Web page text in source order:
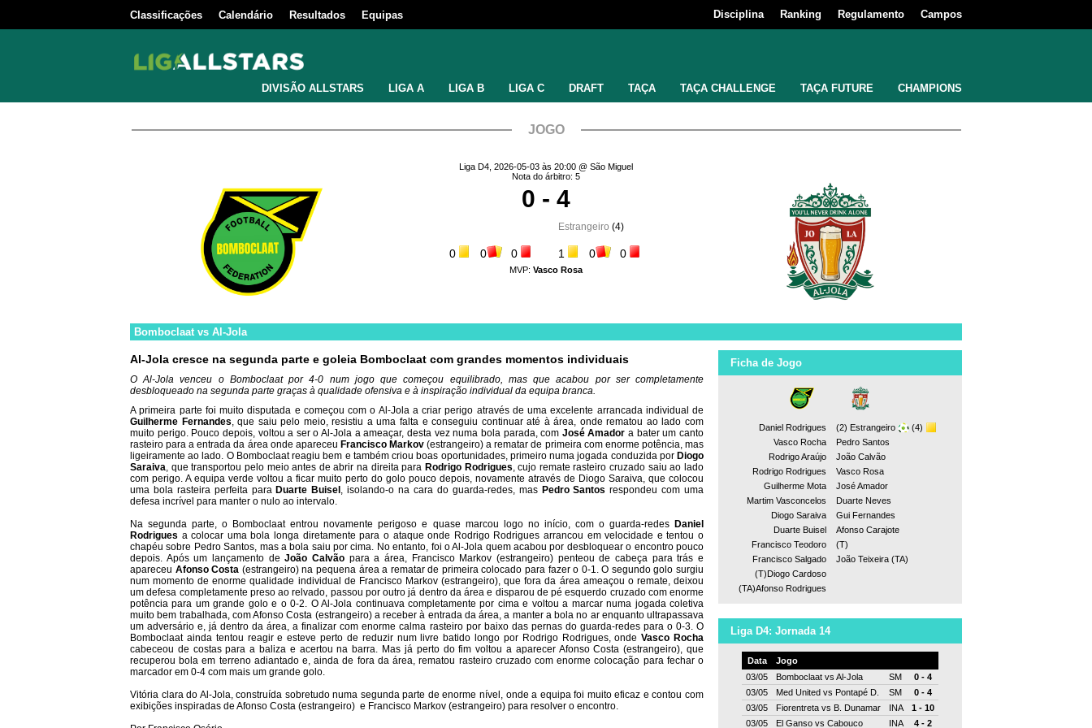
Classificações Calendário Resultados Equipas Disciplina Ranking Regulamento Campos
DIVISÃO ALLSTARS LIGA A LIGA B LIGA C DRAFT TAÇA TAÇA CHALLENGE TAÇA FUTURE CHAMPIONS
JOGO
Liga D4, 2026-05-03 às 20:00 @ São Miguel
Nota do árbitro: 5
0 - 4
Estrangeiro (4)
0 0 0 1 0 0
MVP: Vasco Rosa
Bomboclaatvs Al-Jola
Al-Jola cresce na segunda parte e goleia Bomboclaat com grandes momentos individuais
O Al-Jola venceu o Bomboclaat por 4-0 num jogo que começou equilibrado, mas que acabou por ser completamente
desbloqueado na segunda parte graças à qualidade ofensiva e à inspiração individual da equipa branca.
A primeira parte foi muito disputada e começou com o Al-Jola a criar perigo através de uma excelente arrancada individual de
Guilherme Fernandes, que saiu pelo meio, resistiu a uma falta e conseguiu continuar até à área, onde rematou ao lado com
muito perigo. Pouco depois, voltou a ser o Al-Jola a ameaçar, desta vez numa bola parada, com José Amador a bater um canto
rasteiro para a entrada da área onde apareceu Francisco Markov (estrangeiro) a rematar de primeira com enorme potência, mas
ligeiramente ao lado. O Bomboclaat reagiu bem e também criou boas oportunidades, primeiro numa jogada conduzida por Diogo
Saraiva, que transportou pelo meio antes de abrir na direita para Rodrigo Rodrigues, cujo remate rasteiro cruzado saiu ao lado
com perigo. A equipa verde voltou a ficar muito perto do golo pouco depois, novamente através de Diogo Saraiva, que colocou
uma bola rasteira perfeita para Duarte Buisel , isolando-o na cara do guarda-redes, mas Pedro Santos respondeu com uma
defesa incrível para manter o nulo ao intervalo.
Na segunda parte, o Bomboclaat entrou novamente perigoso e quase marcou logo no início, com o guarda-redes Daniel
Rodrigues a colocar uma bola longa diretamente para o ataque onde Rodrigo Rodrigues arrancou em velocidade e tentou o
chapéu sobre Pedro Santos, mas a bola saiu por cima. No entanto, foi o Al-Jola quem acabou por desbloquear o encontro pouco
depois. Após um lançamento deJoão Calvão para a área, Francisco Markov (estrangeiro) penteou de cabeça para trás e
apareceu Afonso Costa (estrangeiro) na pequena área a rematar de primeira colocado para fazer o 0-1. O segundo golo surgiu
num momento de enorme qualidade individual de Francisco Markov (estrangeiro), que fora da área ameaçou o remate, deixou
um defesa completamente preso ao relvado, passou por outro já dentro da área e disparou de pé esquerdo cruzado com enorme
potência para um grande golo e o 0-2. O Al-Jola continuava completamente por cima e voltou a marcar numa jogada coletiva
muito bem trabalhada, com Afonso Costa (estrangeiro) a receber à entrada da área, a manter a bola no ar enquanto ultrapassava
um adversário e, já dentro da área, a finalizar com enorme calma rasteiro por baixo das pernas do guarda-redes para o 0-3. O
Bomboclaat ainda tentou reagir e esteve perto de reduzir num livre batido longo por Rodrigo Rodrigues, ondeVasco Rocha
cabeceou de costas para a baliza e acertou na barra. Mas já perto do fim voltou a aparecer Afonso Costa (estrangeiro), que
recuperou bola em terreno adiantado e, ainda de fora da área, rematou rasteiro cruzado com enorme colocação para fechar o
marcador em 0-4 com mais um grande golo.
Vitória clara do Al-Jola, construída sobretudo numa segunda parte de enorme nível, onde a equipa foi muito eficaz e contou com
exibições inspiradas de Afonso Costa (estrangeiro) e Francisco Markov (estrangeiro) para resolver o encontro.
Ficha de Jogo
Daniel Rodrigues (2) Estrangeiro
(4)
Vasco Rocha
Pedro Santos
Rodrigo Araújo
João Calvão
Rodrigo Rodrigues
Vasco Rosa
Guilherme Mota
José Amador
Martim Vasconcelos
Duarte Neves
Diogo Saraiva
Gui Fernandes
Duarte Buisel
Afonso Carajote
Francisco Teodoro
(T)
Francisco Salgado
João Teixeira (TA)
(T)Diogo Cardoso
(TA)Afonso Rodrigues
Liga D4: Jornada 14
Data
Jogo
03/05
Bomboclaat vs Al-Jola SM
0 - 4
03/05
Med United vs Pontapé D. SM
0 - 4
03/05
Fiorentreta vs B. Dunamar INA
1 - 10
03/05
El Ganso vs Cabouco INA 4 - 2